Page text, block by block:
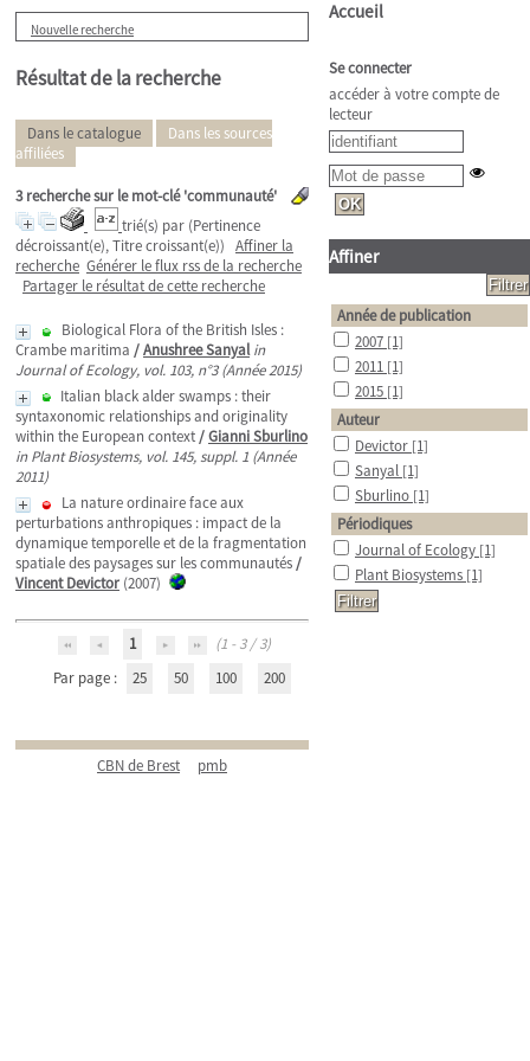
Nouvelle recherche
Résultat de la recherche
Dans le catalogue
Dans les sources
affiliées
3recherche sur le mot-clé'communauté'
trié(s) par (Pertinence
décroissant(e), Titre croissant(e)) Affiner la
recherche Générer le flux rss de la recherche
Partager le résultat de cette recherche
Biological Flora of the British Isles :
Crambe maritima /Anushree Sanyal in
Journal of Ecology, vol. 103, n°3 (Année 2015)
Italian black alder swamps : their
syntaxonomic relationships and originality
within the European context/Gianni Sburlino
in Plant Biosystems, vol. 145, suppl. 1 (Année
2011)
La nature ordinaire face aux
perturbations anthropiques : impact de la
dynamique temporelle et de la fragmentation
spatiale des paysages sur les communautés/
Vincent Devictor (2007)
1
(1 - 3 / 3)
Par page :
25 50 100 200
CBN de Brest pmb
Accueil
Se connecter
accéder à votre compte de
lecteur
Affiner
Année de publication
2007 [1]
2011 [1]
2015 [1]
Auteur
Devictor [1]
Sanyal [1]
Sburlino [1]
Périodiques
Journal of Ecology [1]
Plant Biosystems [1]